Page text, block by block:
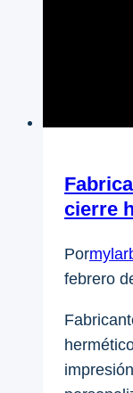
cierre
Por
febrero